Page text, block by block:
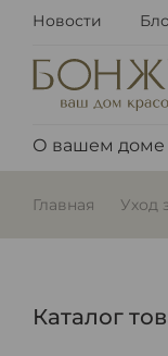
Новости
О вашем доме
Главная Уход
Каталог